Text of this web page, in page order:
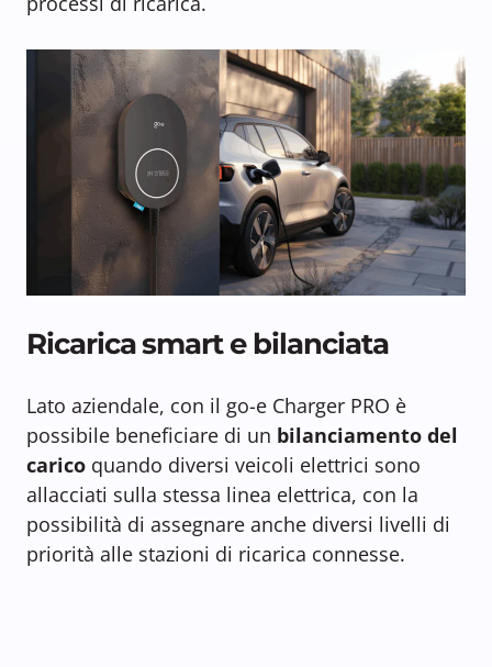
Ricarica smart e bilanciata
Lato aziendale, con il go-e Charger PRO è
possibile beneficiare di un bilanciamento del
carico quando diversi veicoli elettrici sono
allacciati sulla stessa linea elettrica, con la
possibilità di assegnare anche diversi livelli di
priorità alle stazioni di ricarica connesse.